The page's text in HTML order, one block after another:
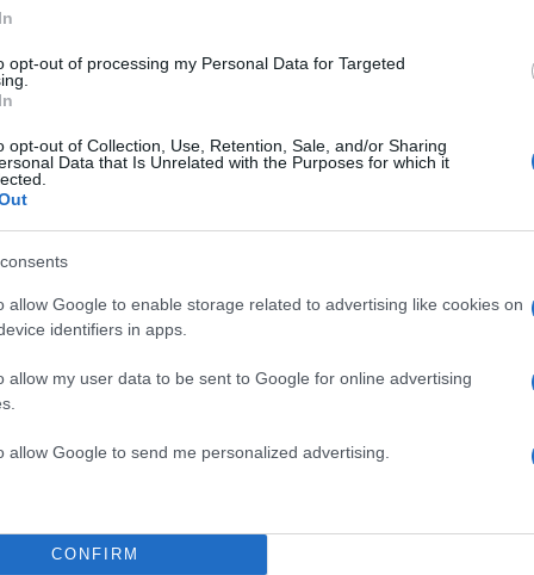
opt-out of processing my Personal Data for Targeted
opt-out of Collection, Use, Retention, Sale, and/or Sharing
Data that Is Unrelated with the Purposes for which it
allow Google to enable storage related to advertising like cookies on
identifiers in apps.
allow my user data to be sent to Google for online advertising
allow Google to send me personalized advertising.
CONFIRM
Σχολίασε εδώ